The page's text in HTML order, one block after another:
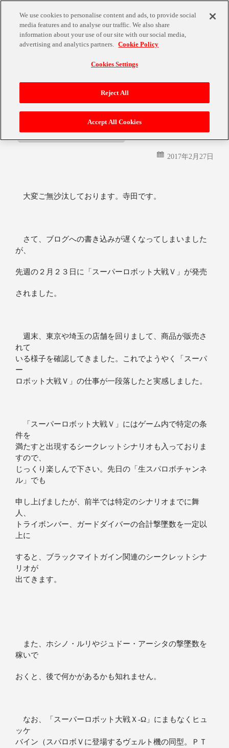
スーパーロボット大戦Ｖ、発売！
2017年2月27日
大変ご無沙汰しております。寺田です。
さて、ブログへの書き込みが遅くなってしまいました
が、
先週の２月２３日に「スーパーロボット大戦Ｖ」が発売
されました。
週末、東京や埼玉の店舗を回りまして、商品が販売さ
れて
いる様子を確認してきました。これでようやく「スーパ
ー
ロボット大戦Ｖ」の仕事が一段落したと実感しました。
「スーパーロボット大戦Ｖ」にはゲーム内で特定の条
件を
満たすと出現するシークレットシナリオも入っておりま
すので、
じっくり楽しんで下さい。先日の「生スパロボチャンネ
ル」でも
申し上げましたが、前半では特定のシナリオまでに舞
人、
トライボンバー、ガードダイバーの合計撃墜数を一定以
上に
すると、ブラックマイトガイン関連のシークレットシナ
リオが
出てきます。
また、ホシノ・ルリやジュドー・アーシタの撃墜数を
稼いで
おくと、後で何かがあるかも知れません。
なお、「スーパーロボット大戦Ｘ‐Ω」にまもなくヒュ
ッケ
バイン（スパロボＶに登場するヴェルト機の同型。ＰＴ
We use cookies to personalise content and ads, to provide social
media features and to analyse our traffic. We also share
information about your use of our site with our social media,
advertising and analytics partners. Cookie Policy
Cookies Settings
Reject All
Accept All Cookies